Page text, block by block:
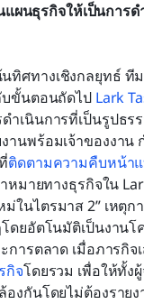
แผนธุรกิจให้เป็นการ
ทิศทางเชิงกลยุทธ์ ที
บขั้นตอนถัดไป Lark
ำเนินการที่เป็นรูปธร
นพร้อมเจ้าของงาน
ติดตามความคืบหน้าแ
หมายทางธุรกิจใน
ในไตรมาส 2” เหตุ
ดยอัตโนมัติเป็นงาน
ารตลาด เมื่อภารกิจ
กิจโดยรวม เพื่อให้ทั้ง
งกันโดยไม่ต้องรายง